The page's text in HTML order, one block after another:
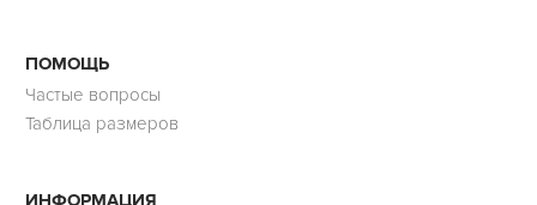
ПОМОЩЬ
Частые вопросы
Таблица размеров
ИНФОРМАЦИЯ